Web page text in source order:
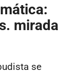
mirada
se